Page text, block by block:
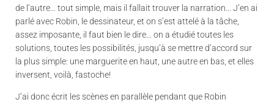
de l’autre… tout simple, mais il fallait trouver la narration… J’en ai
parlé avec Robin, le dessinateur, et on s’est attelé à la tâche,
assez imposante, il faut bien le dire… on a étudié toutes les
solutions, toutes les possibilités, jusqu’à se mettre d’accord sur
la plus simple: une marguerite en haut, une autre en bas, et elles
inversent, voilà, fastoche!
J’ai donc écrit les scènes en parallèle pendant que Robin